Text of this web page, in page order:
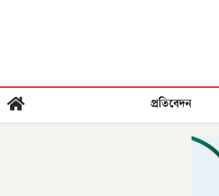
প্রতিবেদন